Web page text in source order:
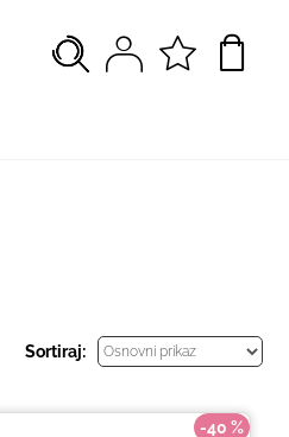
Sortiraj:
-40 %